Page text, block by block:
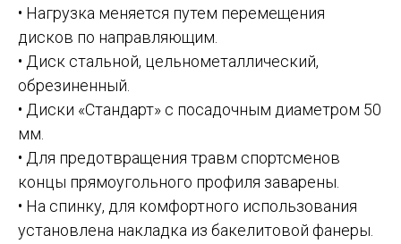
• Нагрузка меняется путем перемещения
дисков по направляющим.
• Диск стальной, цельнометаллический,
обрезиненный.
• Диски «Стандарт» с посадочным диаметром 50
мм.
• Для предотвращения травм спортсменов
концы прямоугольного профиля заварены.
• На спинку, для комфортного использования
установлена накладка из бакелитовой фанеры.